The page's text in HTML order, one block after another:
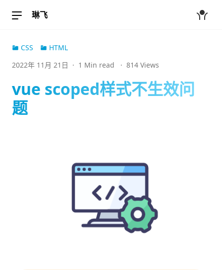
琳飞
CSS
HTML
2022年 11月 21日 · 1 Min read · 814 Views
vue scoped样式不生效问
题